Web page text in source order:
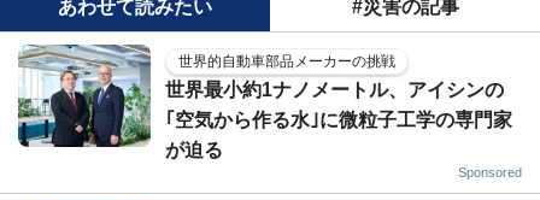
あわせて読みたい #災害の記事
世界的自動車部品メーカーの挑戦
世界最小約1ナノメートル、アイシンの
｢空気から作る水｣に微粒子工学の専門家
が迫る
Sponsored